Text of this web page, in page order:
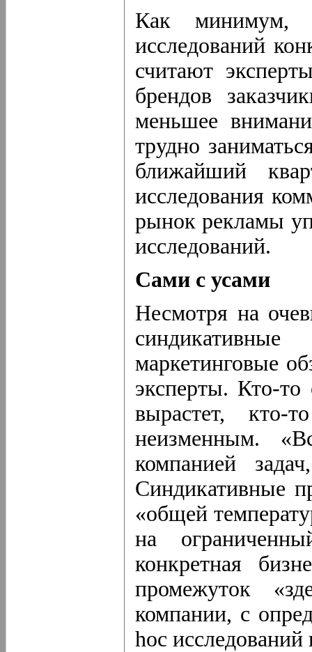
Как минимум,
исследований
считают
брендов
меньшее
трудно
ближайший
исследования
рынок рекламы
исследований.
Сами с усами
Несмотря на
маркетинговые
эксперты. Кто-то
вырастет, кто-
неизменным.
компанией
Синдикативные
«общей
на
конкретная
промежуток
компании, с
hoc